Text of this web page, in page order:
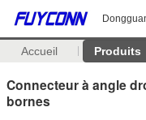
Accueil Produits
Connecteur à angle
bornes